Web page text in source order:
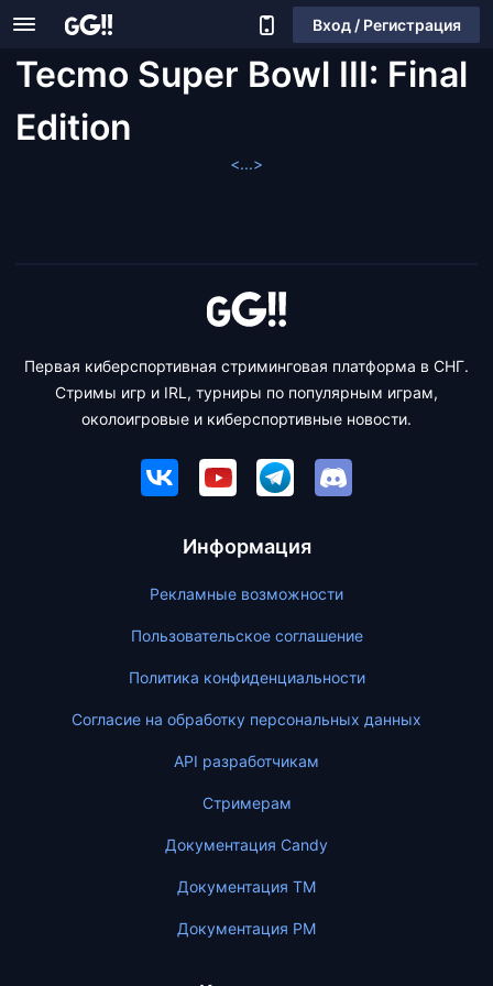
Вход / Регистрация
Tecmo Super Bowl III: Final
Edition
<...>
Первая киберспортивная стриминговая платформа в СНГ.
Стримы игр и IRL, турниры по популярным играм,
околоигровые и киберспортивные новости.
Информация
Рекламные возможности
Пользовательское соглашение
Политика конфиденциальности
Согласие на обработку персональных данных
API разработчикам
Стримерам
Документация Candy
Документация ТМ
Документация PM